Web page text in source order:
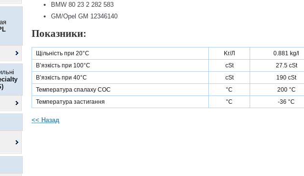
BMW 80 23 2 282 583
GM/Opel GM 12346140
Показники:
Щільність при 20°C Kг/Л
0.881 kg/l
В’язкість при 100°C
cSt
27.5 cSt
В’язкість при 40°C
cSt
190 cSt
Температура спалаху COC
°C
200 °C
Температура застигання
°C -36 °C
<< Назад